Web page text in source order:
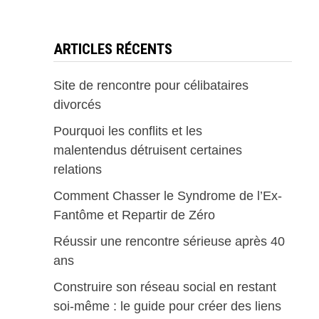
ARTICLES RÉCENTS
Site de rencontre pour célibataires
divorcés
Pourquoi les conflits et les
malentendus détruisent certaines
relations
Comment Chasser le Syndrome de l’Ex-
Fantôme et Repartir de Zéro
Réussir une rencontre sérieuse après 40
ans
Construire son réseau social en restant
soi-même : le guide pour créer des liens